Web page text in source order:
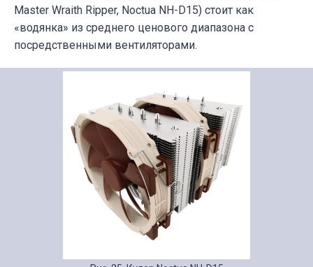
Master Wraith Ripper, Noctua NH-D15) стоит как
«водянка» из среднего ценового диапазона с
посредственными вентиляторами.